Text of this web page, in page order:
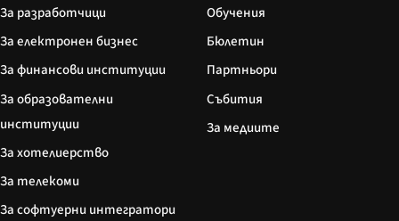
За разработчици
За електронен бизнес
За финансови институции
За образователни
институции
За хотелиерство
За телекоми
За софтуерни интегратори
Обучения
Бюлетин
Партньори
Събития
За медиите